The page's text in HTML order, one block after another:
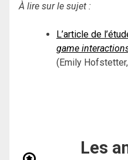
À lire sur le sujet :
L’article de
game
(Emily
Les